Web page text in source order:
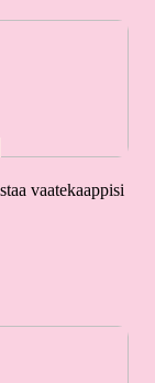
vaatekaappisi